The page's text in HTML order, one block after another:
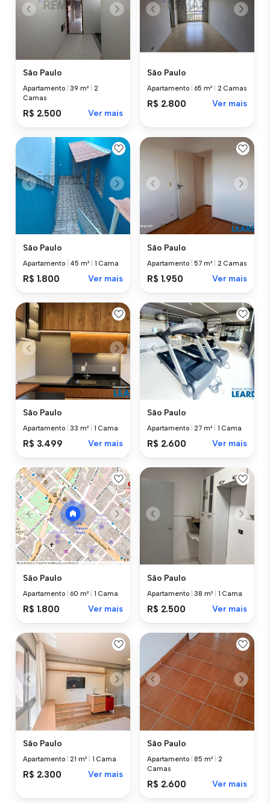
São Paulo
Apartamento |39 m²
2
Camas
R$ 2.500 Ver mais
São Paulo
Apartamento 65 m² 2 Camas
R$ 2.800 Ver mais
São Paulo
Apartamento 45 m² 1 Cama
R$ 1.800 Ver mais
São Paulo
Apartamento |57 m² 2 Camas
R$ 1.950 Ver mais
São Paulo
Apartamento |33 m² 1 Cama
R$ 3.499 Ver mais
São Paulo
Apartamento |27 m² 1 Cama
R$ 2.600 Ver mais
São Paulo
Apartamento 60 m² 1 Cama
R$ 1.800 Ver mais
São Paulo
Apartamento |38 m² 1 Cama
R$ 2.500 Ver mais
São Paulo
Apartamento 21 m² 1 Cama
R$ 2.300 Ver mais
São Paulo
Apartamento |85 m²
2
Camas
R$ 2.600 Ver mais